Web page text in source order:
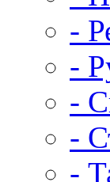
-
-
-
-
-